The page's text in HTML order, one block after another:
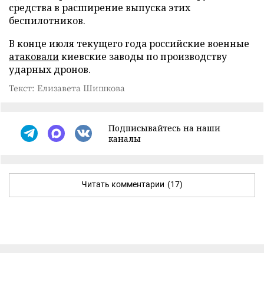
средства в расширение выпуска этих
беспилотников.
В конце июля текущего года российские военные
атаковаликиевские заводы по производству
ударных дронов.
Текст: Елизавета Шишкова
Подписывайтесь на наши
каналы
Читать комментарии (17)